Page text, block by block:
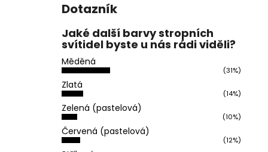
Dotazník
Jaké další barvy stropních
svítidel byste u nás rádi viděli?
Měděná
(31%)
Zlatá
(14%)
Zelená (pastelová)
(10%)
Červená (pastelová)
(12%)